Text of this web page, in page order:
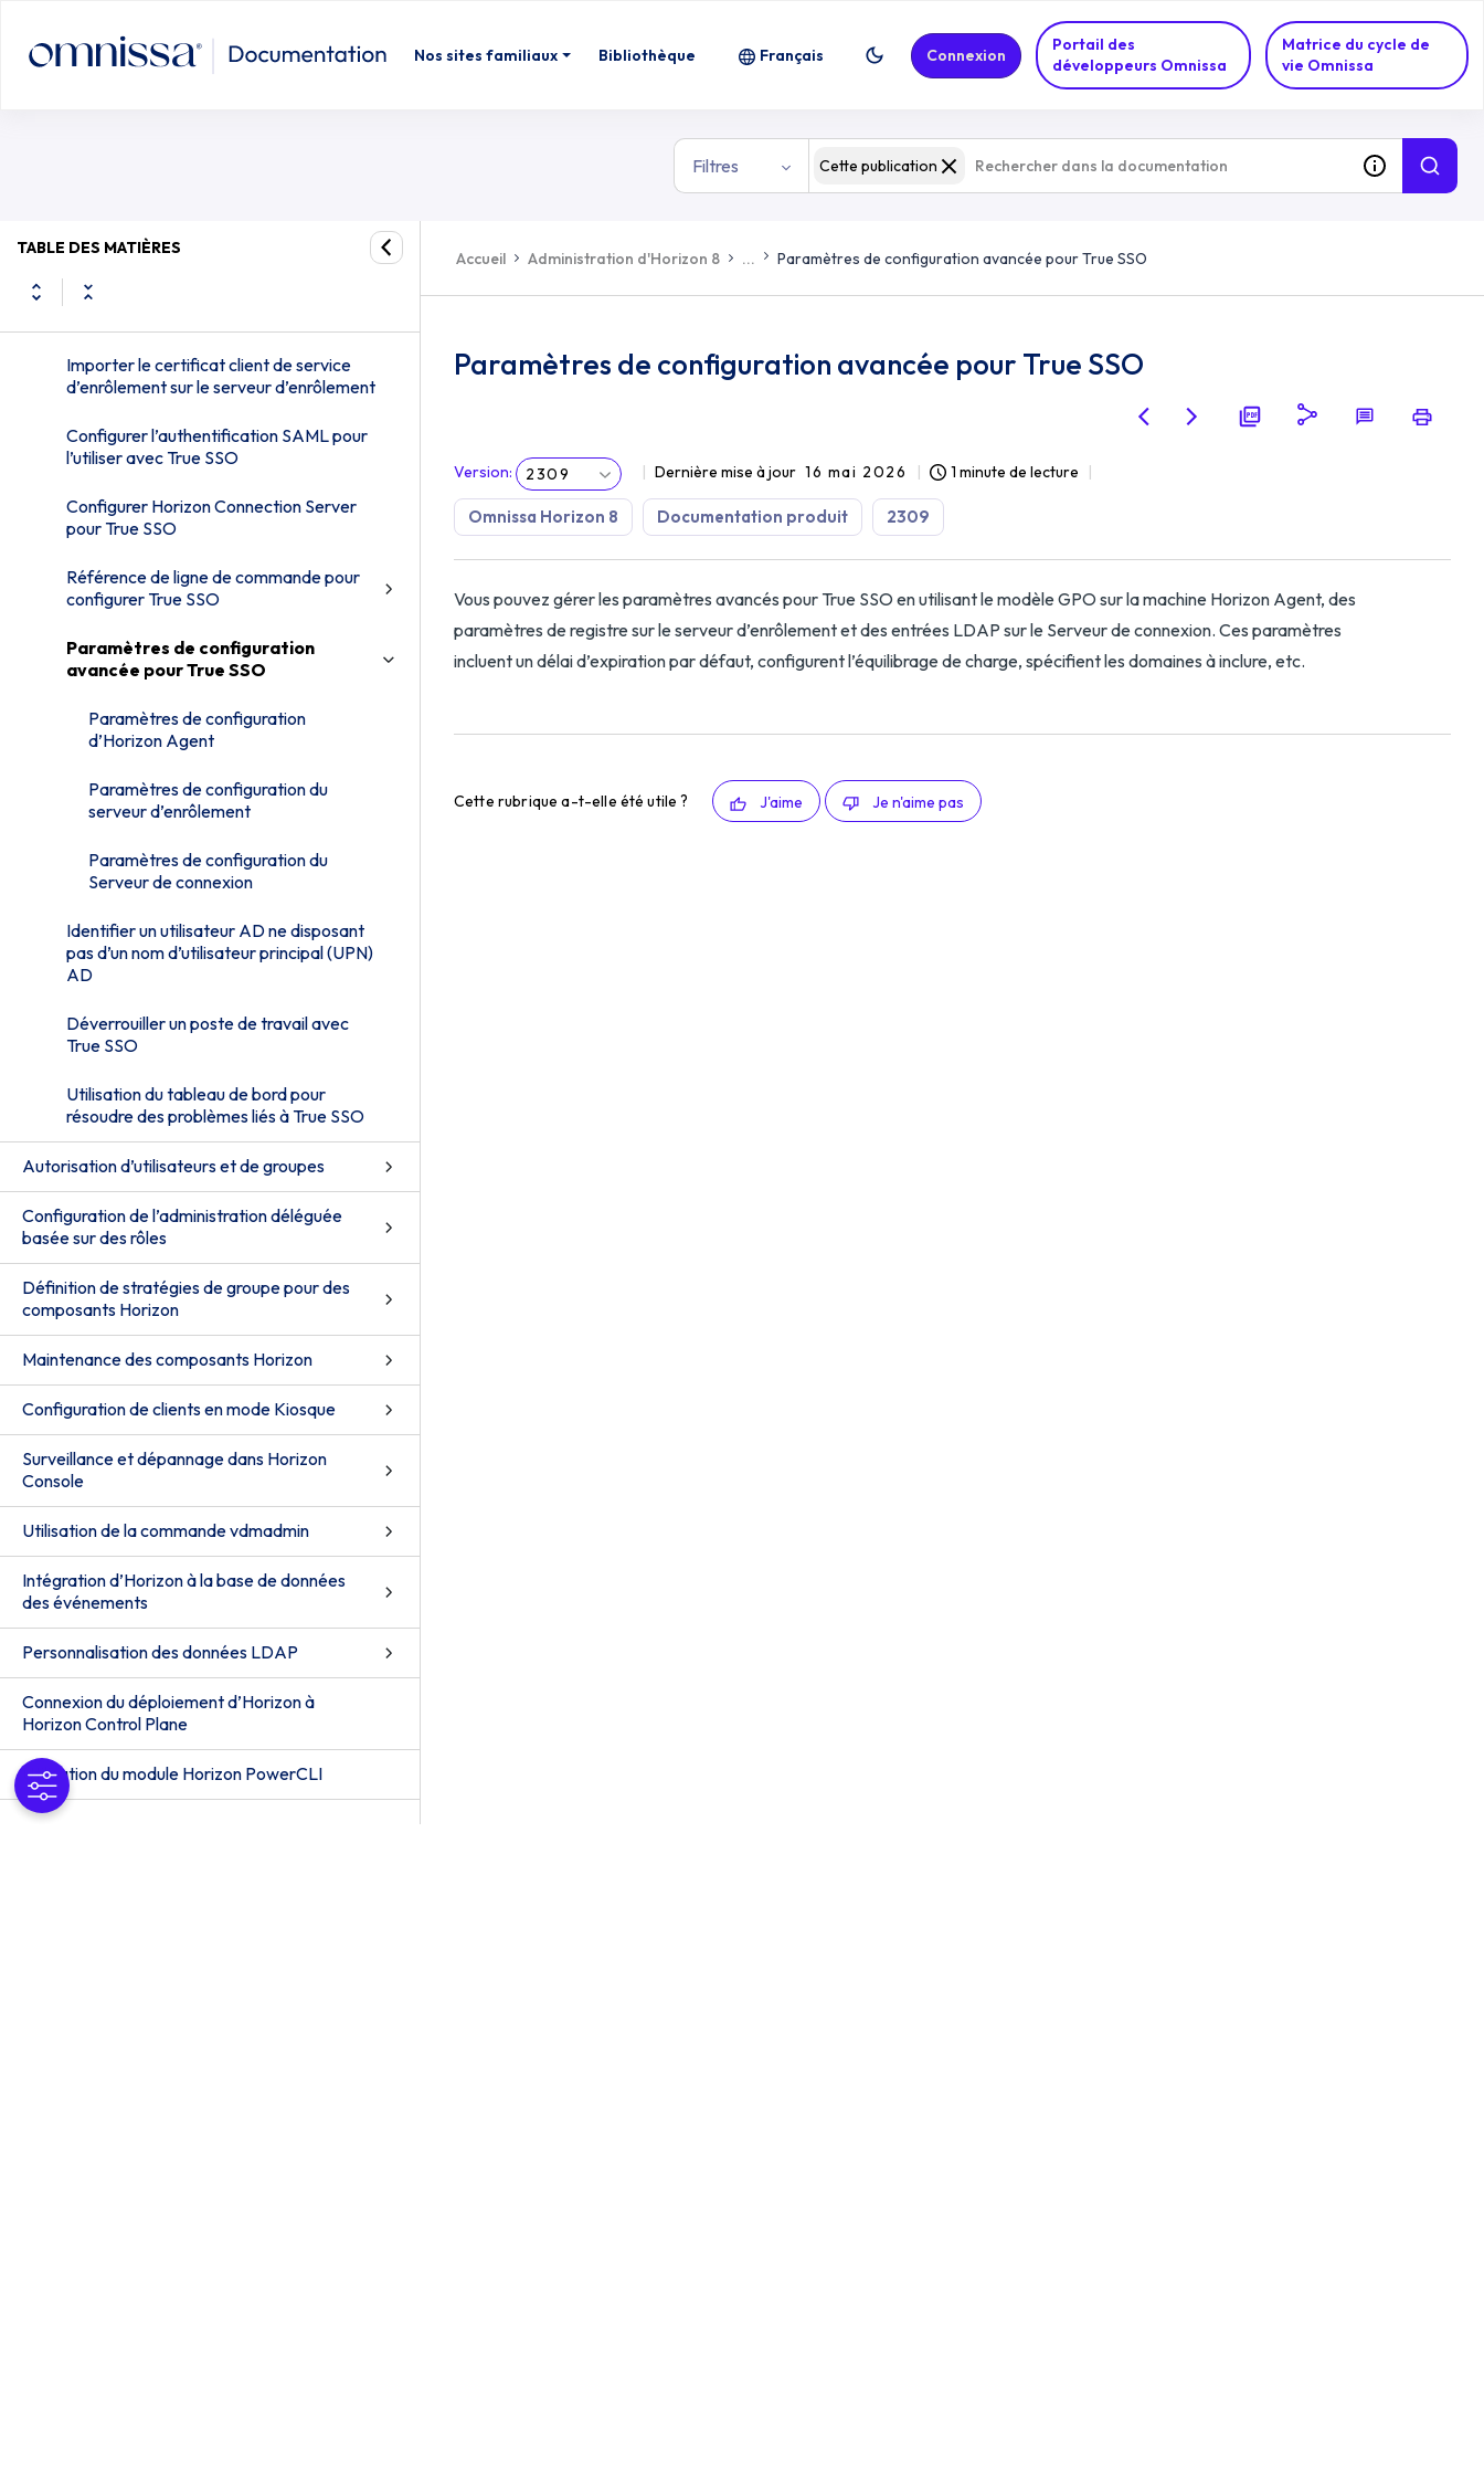
Nos sites familiaux Bibliothèque
Portail des
développeurs Omnissa
Matrice du cycle de
vie Omnissa
Français Connexion
Filtres Cette publication
TABLE DES MATIÈRES
Configuration de True SSO
d’enrôlement
Exporter le certificat client de service
Importer le certificat client de service
d’enrôlement sur le serveur d’enrôlement
Configurer l’authentification SAML pour
l’utiliser avec True SSO
Configurer Horizon Connection Server
pour True SSO
Référence de ligne de commande pour
configurer True SSO
Paramètres de configuration
avancée pour True SSO
Paramètres de configuration
d’Horizon Agent
Paramètres de configuration du
serveur d’enrôlement
Paramètres de configuration du
Serveur de connexion
Identifier un utilisateur AD ne disposant
pas d’un nom d’utilisateur principal (UPN)
AD
Déverrouiller un poste de travail avec
True SSO
Utilisation du tableau de bord pour
résoudre des problèmes liés à True SSO
Autorisation d’utilisateurs et de groupes
Configuration de l’administration déléguée
basée sur des rôles
Définition de stratégies de groupe pour des
composants Horizon
Maintenance des composants Horizon
Configuration de clients en mode Kiosque
Surveillance et dépannage dans Horizon
Console
Utilisation de la commande vdmadmin
Intégration d’Horizon à la base de données
des événements
Personnalisation des données LDAP
Connexion du déploiement d’Horizon à
Horizon Control Plane
Utilisation du module Horizon PowerCLI
Accueil Administration d'Horizon 8 ... Paramètres de configuration avancée pour True SSO
Paramètres de configuration avancée pour True SSO
Version: 2309 Dernière mise à jour 16 mai 2026 1 minute de lecture
Omnissa Horizon 8 Documentation produit 2309
Vous pouvez gérer les paramètres avancés pour True SSO en utilisant le modèle GPO sur la machine Horizon Agent, des
paramètres de registre sur le serveur d’enrôlement et des entrées LDAP sur le Serveur de connexion. Ces paramètres
incluent un délai d’expiration par défaut, configurent l’équilibrage de charge, spécifient les domaines à inclure, etc.
Cette rubrique a-t-elle été utile ? J'aime Je n'aime pas